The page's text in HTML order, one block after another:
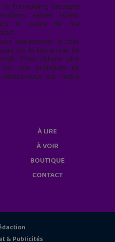
formulaire, j’accepte
saisies soient
le cadre de ma
désabonner à tout
sur le lien en bas de
Pour obtenir plus
sur nos pratiques de
vous sur notre
À LIRE
À VOIR
BOUTIQUE
CONTACT
& Publicités